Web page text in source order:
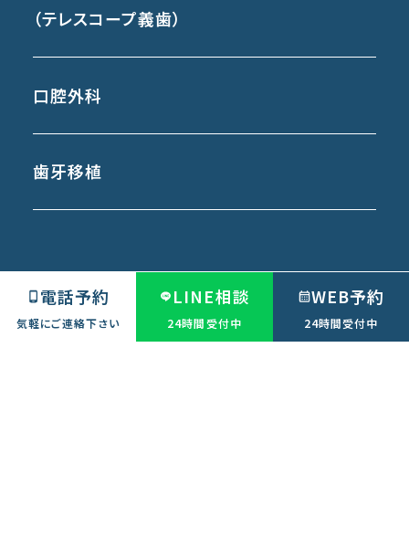
（テレスコープ義歯）
口腔外科
歯牙移植
医療連携施設
電話予約
気軽にご連絡下さい
LINE相談
24時間受付中
WEB予約
24時間受付中